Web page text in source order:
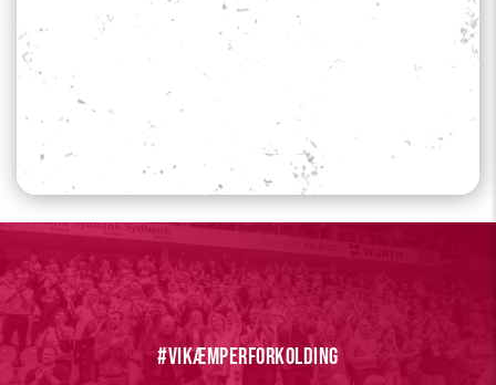
Sociale medier
Din profil
#vikæmperforkolding